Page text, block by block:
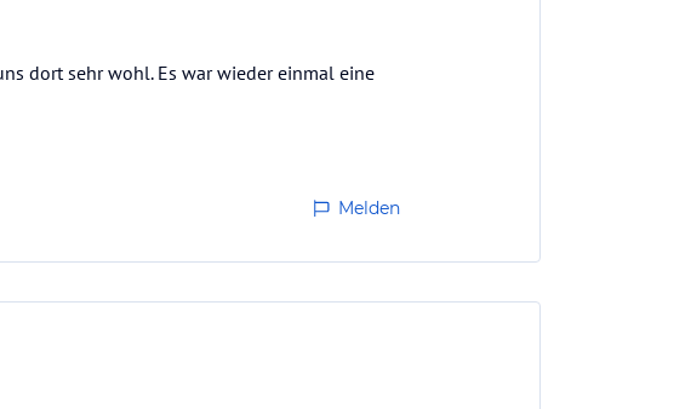
dort sehr wohl. Es war wieder einmal eine
Melden